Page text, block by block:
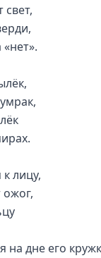
лицу,
ожог,
на дне его